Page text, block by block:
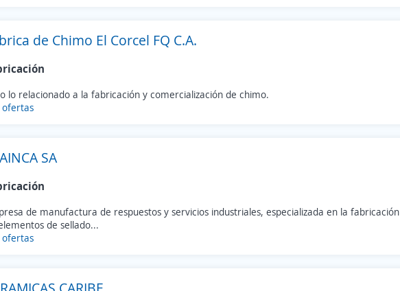
de Chimo El Corcel FQ C.A.
lo relacionado a la fabricación y comercialización de chimo.
ofertas
SA
de manufactura de respuestos y servicios industriales, especializada en la fabricación
de sellado...
ofertas